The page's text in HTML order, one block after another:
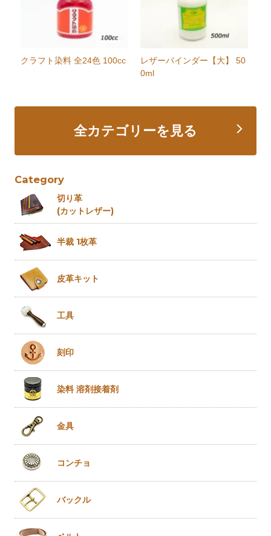
クラフト染料 全24色 100cc
レザーバインダー【大】 50
0ml
全カテゴリーを見る
Category
切り革
(カットレザー)
半裁 1枚革
皮革キット
工具
刻印
染料 溶剤接着剤
金具
コンチョ
バックル